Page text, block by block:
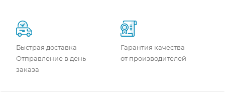
Быстрая доставка
Отправление в день
заказа
Гарантия качества
от производителей